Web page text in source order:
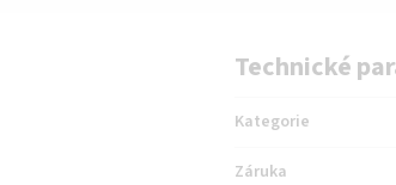
Technické
Kategorie
Záruka